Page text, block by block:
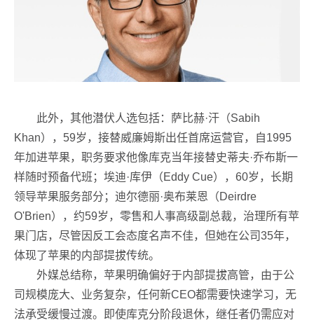
此外，其他潜伏人选包括：萨比赫·汗（Sabih
Khan），59岁，接替威廉姆斯出任首席运营官，自1995
年加进苹果，职务要求他像库克当年接替史蒂夫·乔布斯一
样随时预备代班；埃迪·库伊（Eddy Cue），60岁，长期
领导苹果服务部分；迪尔德丽·奥布莱恩（Deirdre
O'Brien），约59岁，零售和人事高级副总裁，治理所有苹
果门店，尽管因反工会态度名声不佳，但她在公司35年，
体现了苹果的内部提拔传统。
外媒总结称，苹果明确偏好于内部提拔高管，由于公
司规模庞大、业务复杂，任何新CEO都需要快速学习，无
法承受缓慢过渡。即使库克分阶段退休，继任者仍需应对